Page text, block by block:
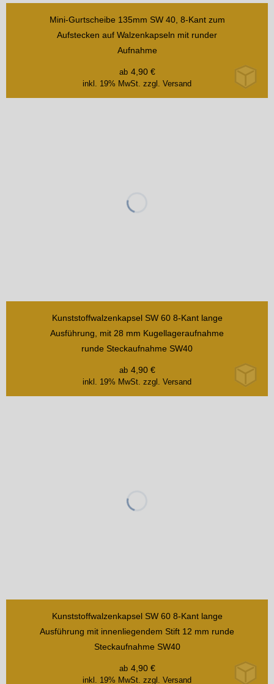
Mini-Gurtscheibe 135mm SW 40, 8-Kant zum
Aufstecken auf Walzenkapseln mit runder
Aufnahme
inkl. 19% MwSt. zzgl. Versand
ab 4,90€
Kunststoffwalzenkapsel SW 60 8-Kant lange
Ausführung, mit 28 mm Kugellageraufnahme
runde Steckaufnahme SW40
inkl. 19% MwSt. zzgl. Versand
ab 4,90€
Kunststoffwalzenkapsel SW 60 8-Kant lange
Ausführung mit innenliegendem Stift 12 mm runde
Steckaufnahme SW40
inkl. 19% MwSt. zzgl. Versand
ab 4,90€